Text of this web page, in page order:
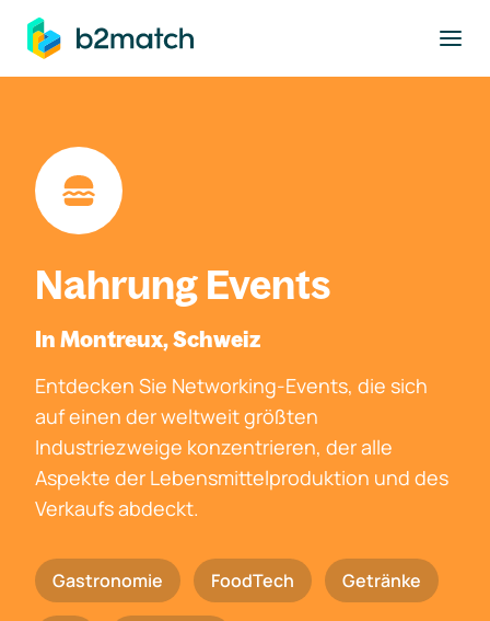
springen
Nahrung Events
In Montreux, Schweiz
Entdecken Sie Networking-Events, die sich
auf einen der weltweit größten
Industriezweige konzentrieren, der alle
Aspekte der Lebensmittelproduktion und des
Verkaufs abdeckt.
Gastronomie FoodTech Getränke